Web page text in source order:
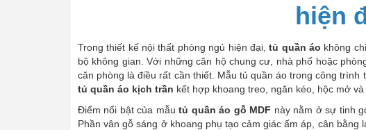
hiện
Trong thiết kế nội thất phòng ngủ hiện đại,tủ quần áo không
bộ không gian. Với những căn hộ chung cư, nhà phố hoặc
căn phòng là điều rất cần thiết. Mẫu tủ quần áo trong công
tủ quần áo kịch trần kết hợp khoang treo, ngăn kéo, hộc mở
Điểm nổi bật của mẫutủ quần áo gỗ MDF này nằm ở sự tinh
Phần vân gỗ sáng ở khoang phụ tạo cảm giác ấm áp, cân